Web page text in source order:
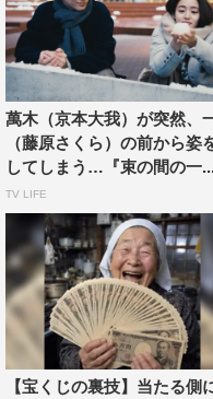
山之内すず（清水
とても重いものを背負っ
感じさせない一花の強
姿が心に刺さりました。
で服装も何もかも周り
いる女の子です。恋に
んちゃん、自由奔放なか
しんでいただきたいで
ってもらえる作品にな
な、生きることに真っ
なりますように。
萬木（京本大我）が突然、
（藤原さくら）の前から姿
してしまう…『束の間の一
TV LIFE
【宝くじの裏技】当たる側